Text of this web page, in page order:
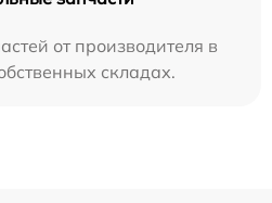
от производителя в
складах.